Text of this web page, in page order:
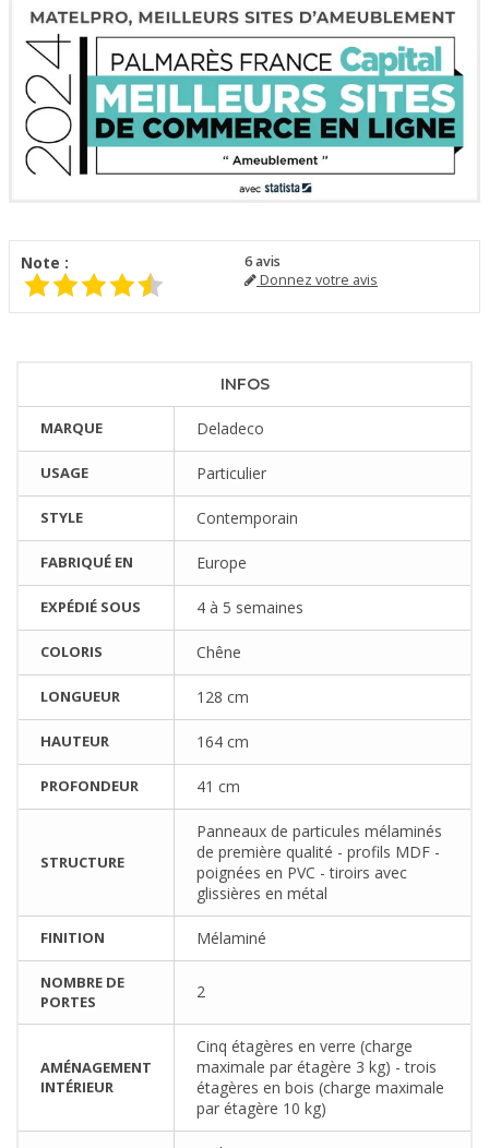
Note : 6avis
Donnez votre avis
INFOS
MARQUE Deladeco
USAGE Particulier
STYLE Contemporain
FABRIQUÉ EN Europe
EXPÉDIÉ SOUS 4 à 5 semaines
COLORIS Chêne
LONGUEUR 128 cm
HAUTEUR 164 cm
PROFONDEUR 41 cm
STRUCTURE
Panneaux de particules mélaminés
de première qualité - profils MDF -
poignées en PVC - tiroirs avec
glissières en métal
FINITION Mélaminé
NOMBRE DE
PORTES
2
AMÉNAGEMENT
INTÉRIEUR
Cinq étagères en verre (charge
maximale par étagère 3 kg) - trois
étagères en bois (charge maximale
par étagère 10 kg)